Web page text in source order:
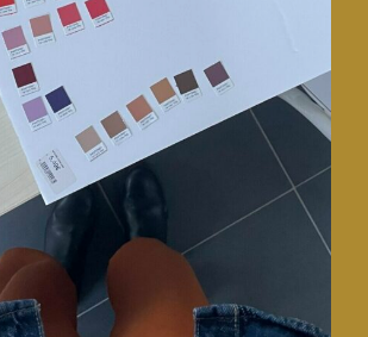
Adeo • Palette Luxens
CMF design